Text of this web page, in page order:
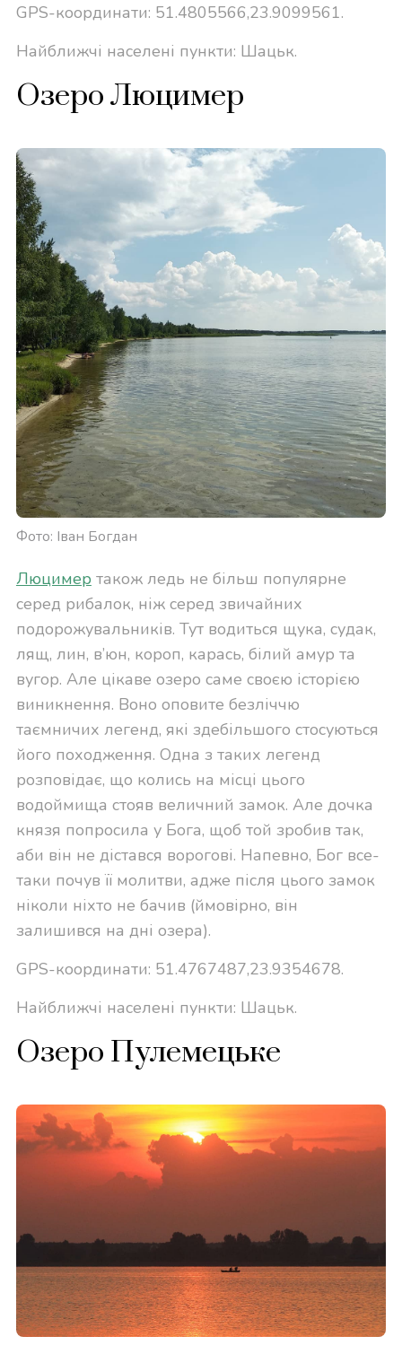
GPS-координати: 51.4805566,23.9099561.
Найближчі населені пункти: Шацьк.
Озеро Люцимер
Фото: Іван Богдан
Люцимер також ледь не більш популярне
серед рибалок, ніж серед звичайних
подорожувальників. Тут водиться щука, судак,
лящ, лин, в’юн, короп, карась, білий амур та
вугор. Але цікаве озеро саме своєю історією
виникнення. Воно оповите безліччю
таємничих легенд, які здебільшого стосуються
його походження. Одна з таких легенд
розповідає, що колись на місці цього
водоймища стояв величний замок. Але дочка
князя попросила у Бога, щоб той зробив так,
аби він не дістався ворогові. Напевно, Бог все-
таки почув її молитви, адже після цього замок
ніколи ніхто не бачив (ймовірно, він
залишився на дні озера).
GPS-координати: 51.4767487,23.9354678.
Найближчі населені пункти: Шацьк.
Озеро Пулемецьке